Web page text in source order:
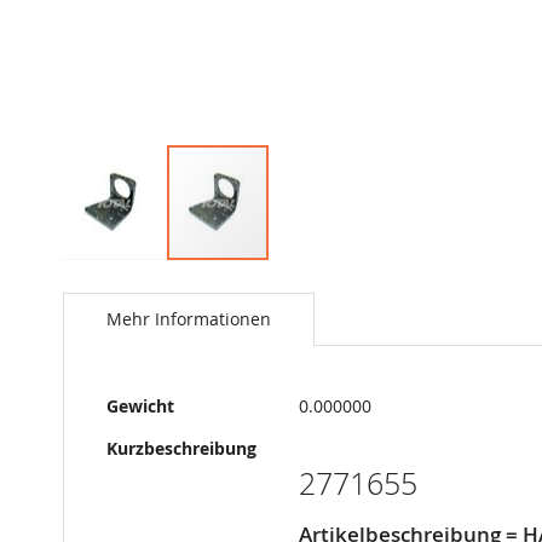
zum
AnfangMehr Informationen
Mehr
Informationen
Gewicht
0.000000
Kurzbeschreibung
2771655
Artikelbeschreibung =